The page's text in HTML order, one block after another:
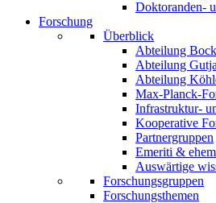
Doktoranden-
Forschung
Überblick
Abteilung Bock
Abteilung
Abteilung
Max-Planck-
Infrastruktur-
Kooperative
Partnergruppen
Emeriti &
Auswärtige
Forschungsgruppen
Forschungsthemen